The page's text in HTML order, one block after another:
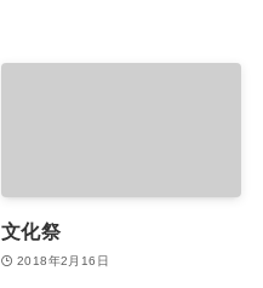
文化祭
2018年2月16日